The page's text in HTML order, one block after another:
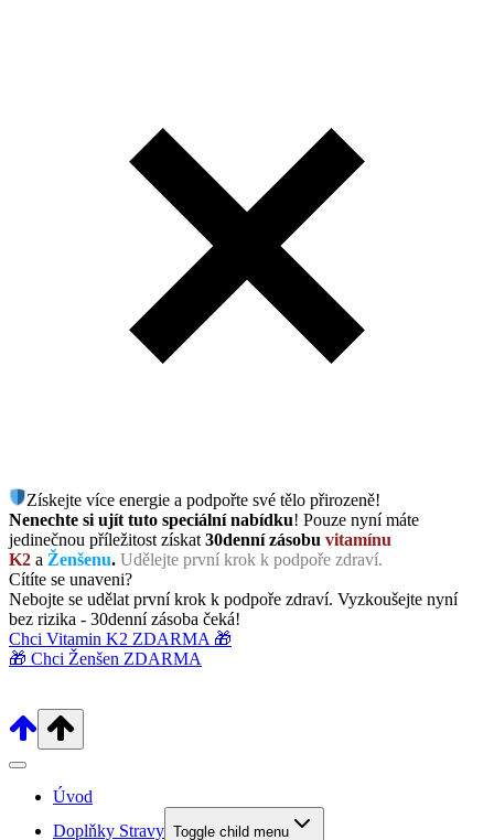
Získejte více energie a podpořte své tělo přirozeně!
Nenechte si ujít tuto speciální nabídku! Pouze nyní máte
jedinečnou příležitost získat 30denní zásobu vitamínu
K2 a Ženšenu. Udělejte první krok k podpoře zdraví.
Cítíte se unaveni?
Nebojte se udělat první krok k podpoře zdraví. Vyzkoušejte nyní
bez rizika - 30denní zásoba čeká!
Chci Vitamin K2 ZDARMA 🎁
🎁 Chci Ženšen ZDARMA
Úvod
Doplňky Stravy Toggle child menu